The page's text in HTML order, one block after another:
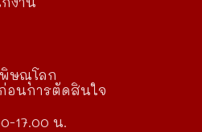
ษณุโลก
อนการตัดสินใจ
17.00 น.